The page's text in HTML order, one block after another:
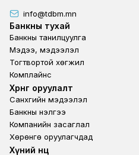
info@tdbm.mn
Footer
Банкны тухай
Банкны танилцуулга
Мэдээ, мэдээлэл
Тогтвортой хөгжил
Комплайнс
Footer third
Хөрөнгө оруулалт
Санхүүгийн мэдээлэл
Банкны үнэлгээ
Компанийн засаглал
Хөрөнгө оруулагчдад
Footer second
Хүний нөөц